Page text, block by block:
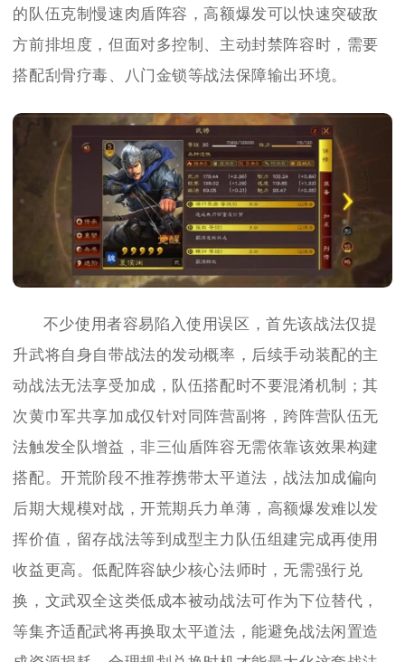
的队伍克制慢速肉盾阵容，高额爆发可以快速突破敌
方前排坦度，但面对多控制、主动封禁阵容时，需要
搭配刮骨疗毒、八门金锁等战法保障输出环境。
不少使用者容易陷入使用误区，首先该战法仅提
升武将自身自带战法的发动概率，后续手动装配的主
动战法无法享受加成，队伍搭配时不要混淆机制；其
次黄巾军共享加成仅针对同阵营副将，跨阵营队伍无
法触发全队增益，非三仙盾阵容无需依靠该效果构建
搭配。开荒阶段不推荐携带太平道法，战法加成偏向
后期大规模对战，开荒期兵力单薄，高额爆发难以发
挥价值，留存战法等到成型主力队伍组建完成再使用
收益更高。低配阵容缺少核心法师时，无需强行兑
换，文武双全这类低成本被动战法可作为下位替代，
等集齐适配武将再换取太平道法，能避免战法闲置造